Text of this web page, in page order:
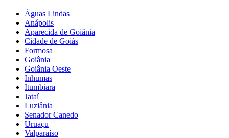
Águas Lindas
Anápolis
Aparecida de Goiânia
Cidade de Goiás
Formosa
Goiânia
Goiânia Oeste
Inhumas
Itumbiara
Jataí
Luziânia
Senador Canedo
Uruaçu
Valparaíso